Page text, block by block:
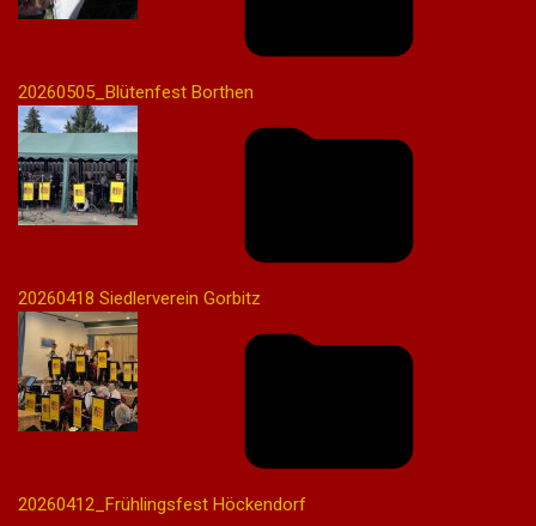
20260505_Blütenfest Borthen
20260418 Siedlerverein Gorbitz
20260412_Frühlingsfest Höckendorf